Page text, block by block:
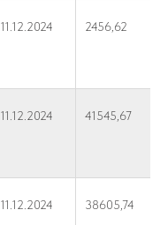
11.12.2024 2456,62
11.12.2024 41545,67
11.12.2024 38605,74